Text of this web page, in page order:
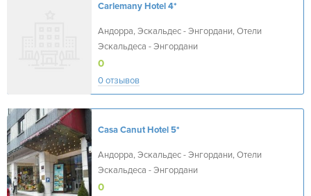
Carlemany Hotel4*
Андорра, Эскальдес - Энгордани, Отели
Эскальдеса - Энгордани
0
0 отзывов
Casa Canut Hotel5*
Андорра, Эскальдес - Энгордани, Отели
Эскальдеса - Энгордани
0